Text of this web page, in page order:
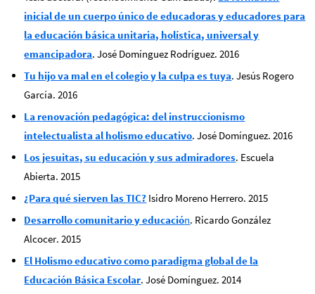
inicial de un cuerpo único de educadoras y educadores para
la educación básica unitaria, holística, universal y
emancipadora. José Domínguez Rodríguez. 2016
Tu hijo va mal en el colegio y la culpa es tuya. Jesús Rogero
García. 2016
La renovación pedagógica: del instruccionismo
intelectualista al holismo educativo. José Domínguez. 2016
Los jesuitas, su educación y sus admiradores. Escuela
Abierta. 2015
¿Para qué sierven las TIC? Isidro Moreno Herrero. 2015
Desarrollo comunitario y educación. Ricardo González
Alcocer. 2015
El Holismo educativo como paradigma global de la
Educación Básica Escolar. José Domínguez. 2014